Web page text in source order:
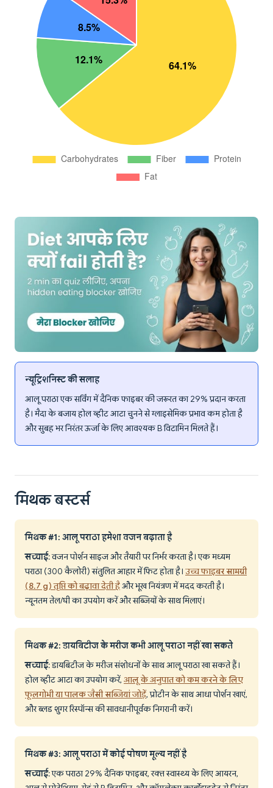
न्यूट्रिशनिस्ट की सलाह
आलू पराठा एक सर्विंग में दैनिक फाइबर की जरूरत का 29% प्रदान करता
है। मैदा के बजाय होल व्हीट आटा चुनने से ग्लाइसेमिक प्रभाव कम होता है
और सुबह भर निरंतर ऊर्जा के लिए आवश्यक B विटामिन मिलते हैं।
मिथक बस्टर्स
मिथक #1: आलू पराठा हमेशा वजन बढ़ाता है
सच्चाई: वजन पोर्शन साइज और तैयारी पर निर्भर करता है। एक मध्यम
पराठा (300 कैलोरी) संतुलित आहार में फिट होता है। उच्च फाइबर सामग्री
(8.7 g) तृप्ति को बढ़ावा देती हैऔर भूख नियंत्रण में मदद करती है।
न्यूनतम तेल/घी का उपयोग करें और सब्जियों के साथ मिलाएं।
मिथक #2: डायबिटीज के मरीज कभी आलू पराठा नहीं खा सकते
सच्चाई: डायबिटीज के मरीज संशोधनों के साथ आलू पराठा खा सकते हैं।
होल व्हीट आटा का उपयोग करें, आलू के अनुपात को कम करने के लिए
फूलगोभी या पालक जैसी सब्जियां जोड़ें, प्रोटीन के साथ आधा पोर्शन खाएं,
और ब्लड शुगर रिस्पॉन्स की सावधानीपूर्वक निगरानी करें।
मिथक #3: आलू पराठा में कोई पोषण मूल्य नहीं है
सच्चाई: एक पराठा 29% दैनिक फाइबर, रक्त स्वास्थ्य के लिए आयरन,